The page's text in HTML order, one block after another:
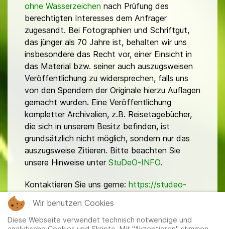
ohne Wasserzeichen nach Prüfung des
berechtigten Interesses dem Anfrager
zugesandt. Bei Fotographien und Schriftgut,
das jünger als 70 Jahre ist, behalten wir uns
insbesondere das Recht vor, einer Einsicht in
das Material bzw. seiner auch auszugsweisen
Veröffentlichung zu widersprechen, falls uns
von den Spendern der Originale hierzu Auflagen
gemacht wurden. Eine Veröffentlichung
kompletter Archivalien, z.B. Reisetagebücher,
die sich in unserem Besitz befinden, ist
grundsätzlich nicht möglich, sondern nur das
auszugsweise Zitieren. Bitte beachten Sie
unsere Hinweise unter StuDeO-INFO.
Kontaktieren Sie uns gerne: https://studeo-
Wir benutzen Cookies
Diese Webseite verwendet technisch notwendige und